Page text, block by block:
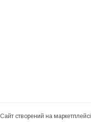
Сайт створений на маркетплейсі